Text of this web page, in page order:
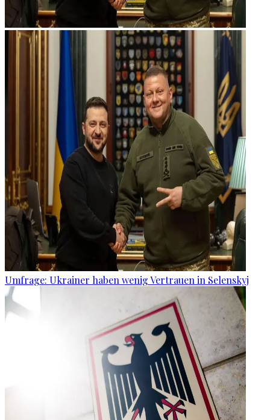
Umfrage: Ukrainer haben wenig Vertrauen in Selenskyj